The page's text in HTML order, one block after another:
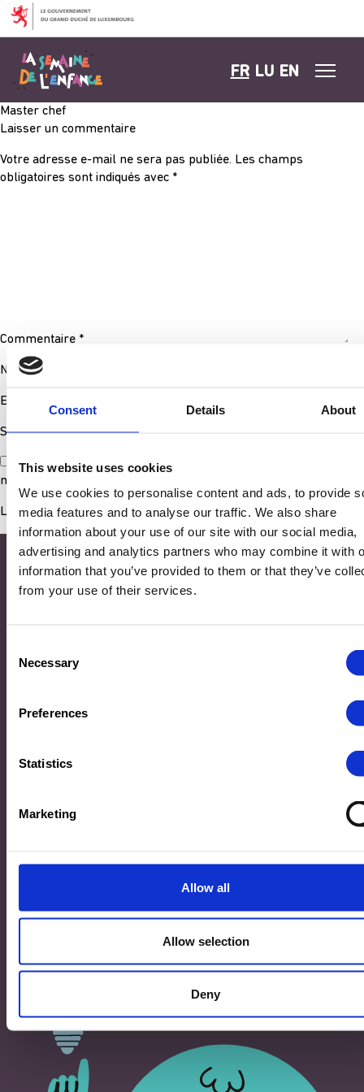
Consent Details About
This website uses cookies
We use cookies to personalise content and ads, to provide
media features and to analyse our traffic. We also share
information about your use of our site with our social media,
advertising and analytics partners who may combine it with
information that you’ve provided to them or that they’ve
from your use of their services.
Selection
Necessary
Preferences
Statistics
Marketing
Allow all
Allow selection
Deny
Aller au contenu
FR LU EN
Master chef
Laisser un commentaire
Votre adresse e-mail ne sera pas publiée. Les champs
obligatoires sont indiqués avec *
Commentaire *
Nom*
E-mail
Site web
Enregistrer mon nom, mon e-mail et mon site dans le
navigateur pour mon prochain commentaire.
Adresse
©2026 Ministère de l’Éducation nationale, de l’Enfance